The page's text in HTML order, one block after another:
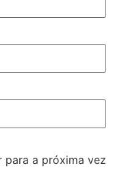
para a próxima vez